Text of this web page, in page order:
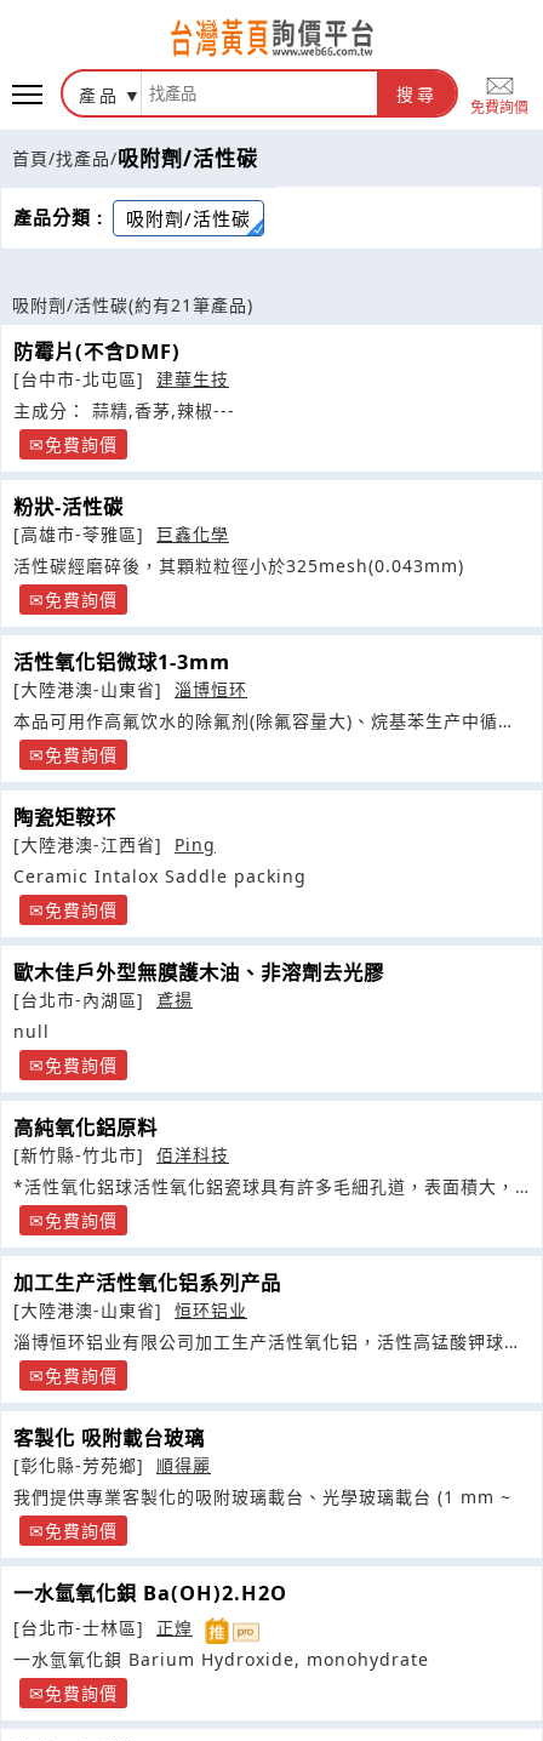
產品 搜尋
免費詢價
首頁/找產品/吸附劑/活性碳
產品分類 : 吸附劑/活性碳
吸附劑/活性碳(約有21筆產品)
防霉片(不含DMF)
[台中市-北屯區]
建華生技
主成分： 蒜精,香茅,辣椒---
免費詢價
粉狀-活性碳
[高雄市-苓雅區]
巨鑫化學
活性碳經磨碎後，其顆粒粒徑小於325mesh(0.043mm)
免費詢價
活性氧化铝微球1-3mm
[大陸港澳-山東省]
淄博恒环
本品可用作高氟饮水的除氟剂(除氟容量大)、烷基苯生产中循环
烷烃的脱氟剂
免費詢價
陶瓷矩鞍环
[大陸港澳-江西省]
Ping
Ceramic Intalox Saddle packing
免費詢價
歐木佳戶外型無膜護木油、非溶劑去光膠
[台北市-內湖區]
鳶揚
null
免費詢價
高純氧化鋁原料
[新竹縣-竹北市]
佰洋科技
*活性氧化鋁球活性氧化鋁瓷球具有許多毛細孔道，表面積大，
可作為吸附劑
免費詢價
加工生产活性氧化铝系列产品
[大陸港澳-山東省]
恒环铝业
淄博恒环铝业有限公司加工生产活性氧化铝，活性高锰酸钾球，
催化剂载体
免費詢價
客製化 吸附載台玻璃
[彰化縣-芳苑鄉]
順得麗
我們提供專業客製化的吸附玻璃載台、光學玻璃載台 (1 mm ~
免費詢價
一水氫氧化鋇 Ba(OH)2.H2O
[台北市-士林區]
正煌
一水氫氧化鋇 Barium Hydroxide, monohydrate
免費詢價